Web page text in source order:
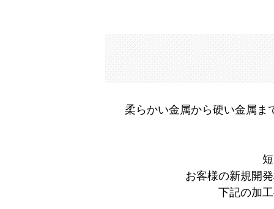
柔らかい金属から硬い金属ま
お客様の新規開
下記の加